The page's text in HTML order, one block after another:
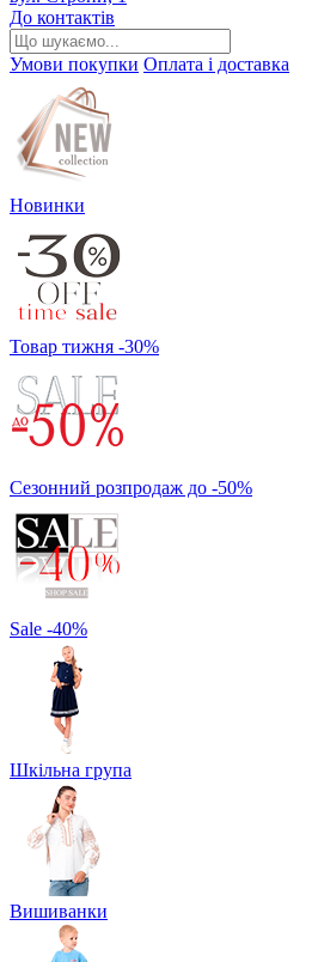
До контактів
Умови покупки Оплата і доставка
Новинки
Товар тижня -30%
Сезонний розпродаж до -50%
Sale -40%
Шкільна група
Вишиванки